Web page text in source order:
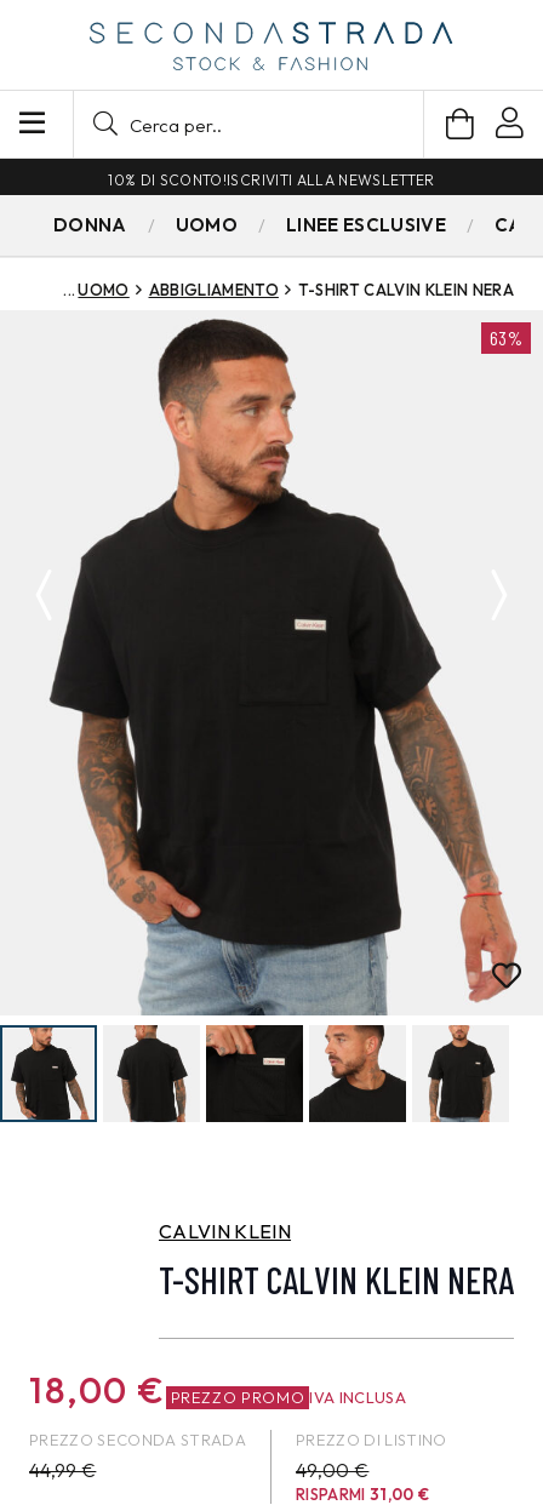
10% DI SCONTO!ISCRIVITI ALLA NEWSLETTER
DONNA UOMO LINEE ESCLUSIVE
UOMO ABBIGLIAMENTO T-SHIRT CALVIN KLEIN NERA
63%
CALVIN KLEIN
T-SHIRT CALVIN KLEIN NERA
18,00 € PREZZO PROMO IVA INCLUSA
PREZZO SECONDA STRADA
44,99€
PREZZO DI LISTINO
49,00 €
RISPARMI31,00€